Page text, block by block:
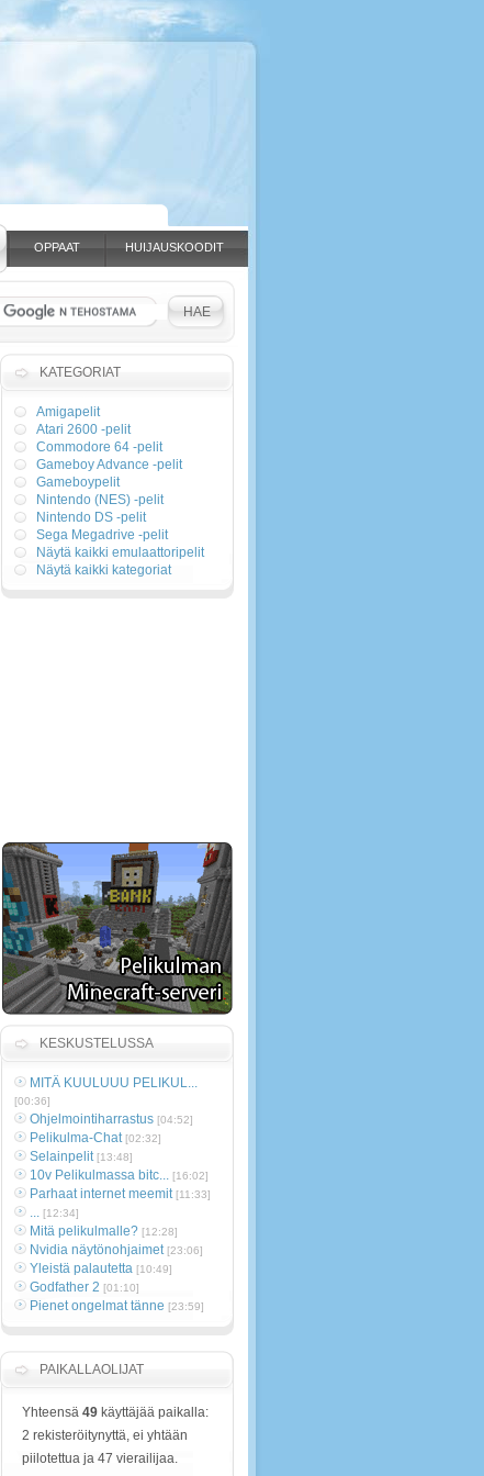
OPPAAT HUIJAUSKOODIT
KATEGORIAT
Amigapelit
Atari 2600 -pelit
Commodore 64 -pelit
Gameboy Advance -pelit
Gameboypelit
Nintendo (NES) -pelit
Nintendo DS -pelit
Sega Megadrive -pelit
Näytä kaikki emulaattoripelit
Näytä kaikki kategoriat
KESKUSTELUSSA
MITÄ KUULUUU PELIKUL...
[00:36]
Ohjelmointiharrastus [04:52]
Pelikulma-Chat [02:32]
Selainpelit [13:48]
10v Pelikulmassa bitc... [16:02]
Parhaat internet meemit [11:33]
... [12:34]
Mitä pelikulmalle? [12:28]
Nvidia näytönohjaimet [23:06]
Yleistä palautetta [10:49]
Godfather 2 [01:10]
Pienet ongelmat tänne [23:59]
PAIKALLAOLIJAT
Yhteensä 49 käyttäjää paikalla:
2 rekisteröitynyttä, ei yhtään
piilotettua ja 47 vierailijaa.